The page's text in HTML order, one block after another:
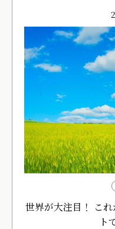
世界が大注目！ こ
ト